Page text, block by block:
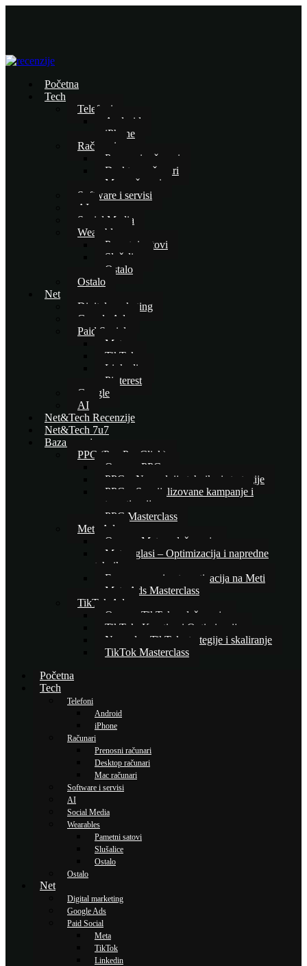
Početna
Tech
Telefoni
Android
iPhone
Računari
Prenosni računari
Desktop računari
Mac računari
Software i servisi
AI
Social Media
Wearables
Pametni satovi
Slušalice
Ostalo
Ostalo
Net
Digital marketing
Google Ads
Paid Social
Meta
TikTok
Linkedin
Pinterest
Google
AI
Net&Tech Recenzije
Net&Tech 7u7
Baza znanja
PPC (Pay Per Click)
Osnove PPC-a
PPC – Naprednije tehnike i strategije
PPC – Specijalizovane kampanje i
automatizacija
PPC Masterclass
Meta Ads
Osnove Meta oglašavanja
Meta oglasi – Optimizacija i napredne
tehnike
E-commerce i automatizacija na Meti
Meta Ads Masterclass
TikTok Ads
Osnove TikTok oglašavanja
TikTok: Kreativa i Optimizacija
Napredne TikTok strategije i skaliranje
TikTok Masterclass
Početna
Tech
Telefoni
Android
iPhone
Računari
Prenosni računari
Desktop računari
Mac računari
Software i servisi
AI
Social Media
Wearables
Pametni satovi
Slušalice
Ostalo
Ostalo
Net
Digital marketing
Google Ads
Paid Social
Meta
TikTok
Linkedin